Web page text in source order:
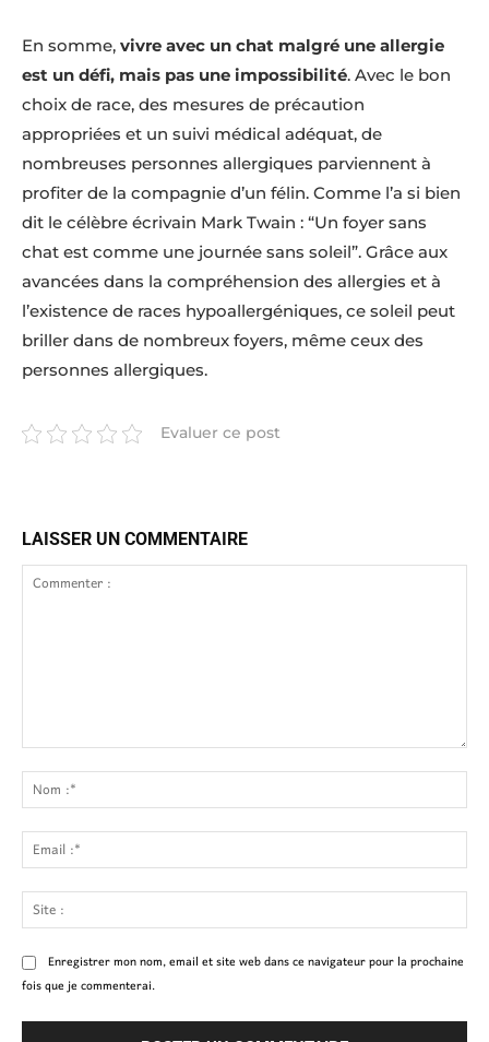
En somme, vivre avec un chat malgré une allergie
est un défi, mais pas une impossibilité. Avec le bon
choix de race, des mesures de précaution
appropriées et un suivi médical adéquat, de
nombreuses personnes allergiques parviennent à
profiter de la compagnie d’un félin. Comme l’a si bien
dit le célèbre écrivain Mark Twain : “Un foyer sans
chat est comme une journée sans soleil”. Grâce aux
avancées dans la compréhension des allergies et à
l’existence de races hypoallergéniques, ce soleil peut
briller dans de nombreux foyers, même ceux des
personnes allergiques.
Evaluer ce post
LAISSER UN COMMENTAIRE
:*
:*
:
Enregistrer mon nom, email et site web dans ce navigateur pour la prochaine
fois que je commenterai.